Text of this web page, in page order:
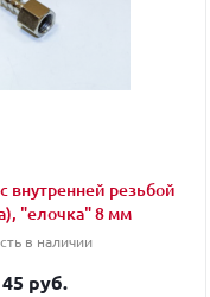
внутренней резьбой
"елочка" 8 мм
в наличии
руб.